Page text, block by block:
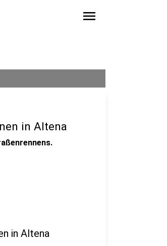
menu
in Altena
in Altena